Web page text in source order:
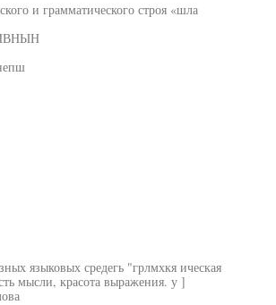
и грамматического строя «шла
языковых средегь "грлмхкя ическая
мысли, красота выражения. у ]